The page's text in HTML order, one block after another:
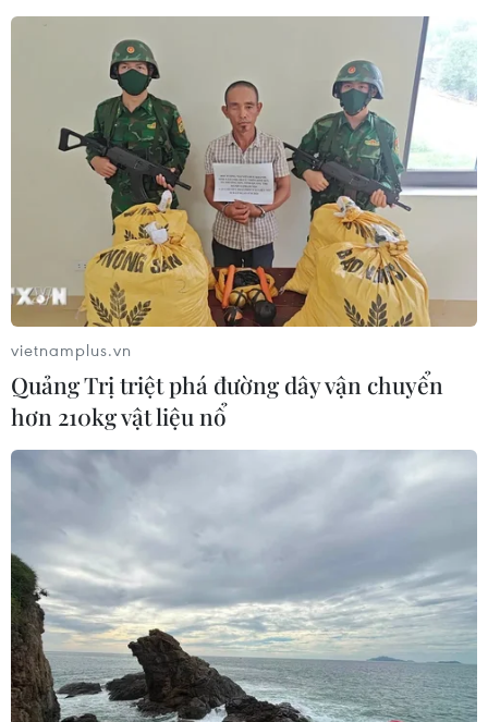
vietnamplus.vn
Quảng Trị triệt phá đường dây vận chuyển
hơn 210kg vật liệu nổ